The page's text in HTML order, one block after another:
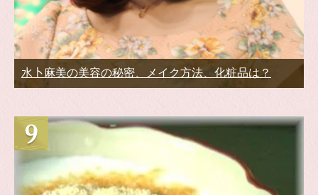
水卜麻美の美容の秘密、メイク方法、化粧品は？